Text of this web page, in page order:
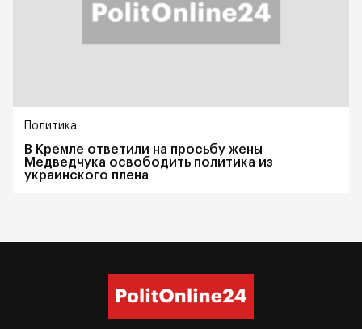
Политика
В Кремле ответили на просьбу жены
Медведчука освободить политика из
украинского плена